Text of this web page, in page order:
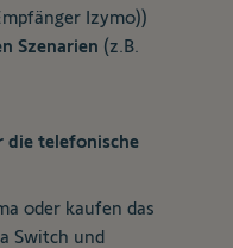
Izymo))
Szenarien (z.B.
die telefonische
oder kaufen das
Switch und